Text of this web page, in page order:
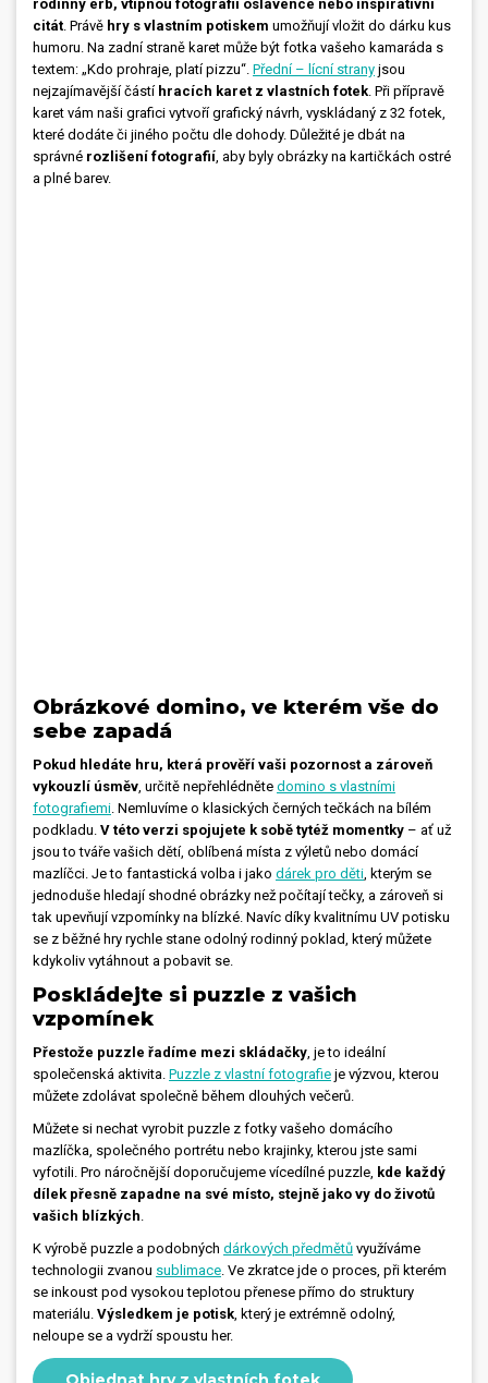
rodinný erb, vtipnou fotografii oslavence nebo inspirativní
citát. Právě hry s vlastním potiskem umožňují vložit do dárku kus
humoru. Na zadní straně karet může být fotka vašeho kamaráda s
textem: „Kdo prohraje, platí pizzu“. Přední – lícní strany jsou
nejzajímavější částí hracích karet z vlastních fotek. Při přípravě
karet vám naši grafici vytvoří grafický návrh, vyskládaný z 32 fotek,
které dodáte či jiného počtu dle dohody. Důležité je dbát na
správné rozlišení fotografií, aby byly obrázky na kartičkách ostré
a plné barev.
Obrázkové domino, ve kterém vše do
sebe zapadá
Pokud hledáte hru, která prověří vaši pozornost a zároveň
vykouzlí úsměv, určitě nepřehlédněte domino s vlastními
fotografiemi. Nemluvíme o klasických černých tečkách na bílém
podkladu. V této verzi spojujete k sobě tytéž momentky – ať už
jsou to tváře vašich dětí, oblíbená místa z výletů nebo domácí
mazlíčci. Je to fantastická volba i jako dárek pro děti, kterým se
jednoduše hledají shodné obrázky než počítají tečky, a zároveň si
tak upevňují vzpomínky na blízké. Navíc díky kvalitnímu UV potisku
se z běžné hry rychle stane odolný rodinný poklad, který můžete
kdykoliv vytáhnout a pobavit se.
Poskládejte si puzzle z vašich
vzpomínek
Přestože puzzle řadíme mezi skládačky, je to ideální
společenská aktivita. Puzzle z vlastní fotografie je výzvou, kterou
můžete zdolávat společně během dlouhých večerů.
Můžete si nechat vyrobit puzzle z fotky vašeho domácího
mazlíčka, společného portrétu nebo krajinky, kterou jste sami
vyfotili. Pro náročnější doporučujeme vícedílné puzzle, kde každý
dílek přesně zapadne na své místo, stejně jako vy do životů
vašich blízkých.
K výrobě puzzle a podobných dárkových předmětů využíváme
technologii zvanou sublimace. Ve zkratce jde o proces, při kterém
se inkoust pod vysokou teplotou přenese přímo do struktury
materiálu. Výsledkem je potisk, který je extrémně odolný,
neloupe se a vydrží spoustu her.